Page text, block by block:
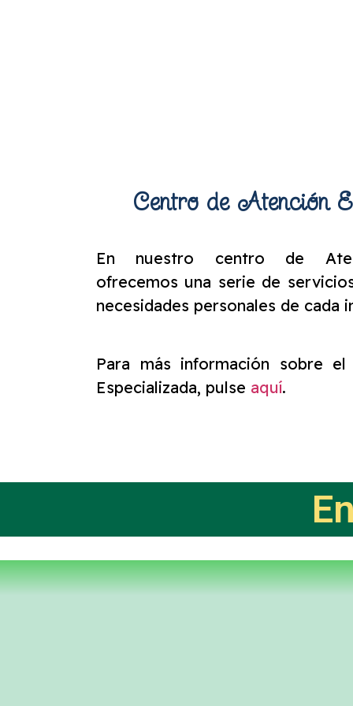
Centro de Atención
En nuestro centro de
ofrecemos una serie de
necesidades personales de cada
Para más información sobre
Especializada, pulse aquí.